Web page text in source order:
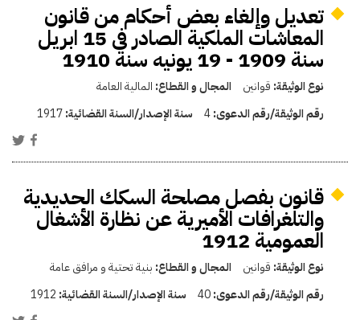
تعديل وإلغاء بعض أحكام من قانون
المعاشات الملكية الصادر فى 15 ابريل
سنة 1909 - 19 يونيه سنة 1910
نوع الوثيقة: قوانين المجال و القطاع: المالية العامة
رقم الوثيقة/رقم الدعوى:4 سنة الإصدار/السنة القضائية:1917
قانون بفصل مصلحة السكك الحديدية
والتلغرافات الأميرية عن نظارة الأشغال
العمومية 1912
نوع الوثيقة: قوانين المجال و القطاع: بنية تحتية و مرافق عامة
رقم الوثيقة/رقم الدعوى:40 سنة الإصدار/السنة القضائية: 1912